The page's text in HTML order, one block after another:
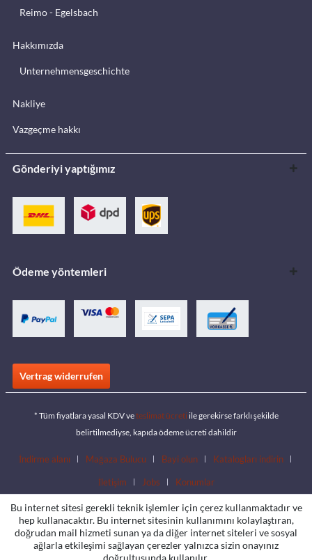
Reimo - Egelsbach
Hakkımızda
Unternehmensgeschichte
Nakliye
Vazgeçme hakkı
Gönderiyi yaptığımız
Ödeme yöntemleri
Vertrag widerrufen
* Tüm fiyatlara yasal KDV veteslimat ücreti ile gerekirse farklı şekilde
belirtilmediyse, kapıda ödeme ücreti dahildir
İndirme alanı Mağaza Bulucu Bayi olun Katalogları indirin
İletişim Jobs Konumlar
Bu internet sitesi gerekli teknik işlemler için çerez kullanmaktadır ve
hep kullanacaktır. Bu internet sitesinin kullanımını kolaylaştıran,
doğrudan mail hizmeti sunan ya da diğer internet siteleri ve sosyal
ağlarla etkileşimi sağlayan çerezler yalnızca sizin onayınız
doğrultusunda kullanılır.